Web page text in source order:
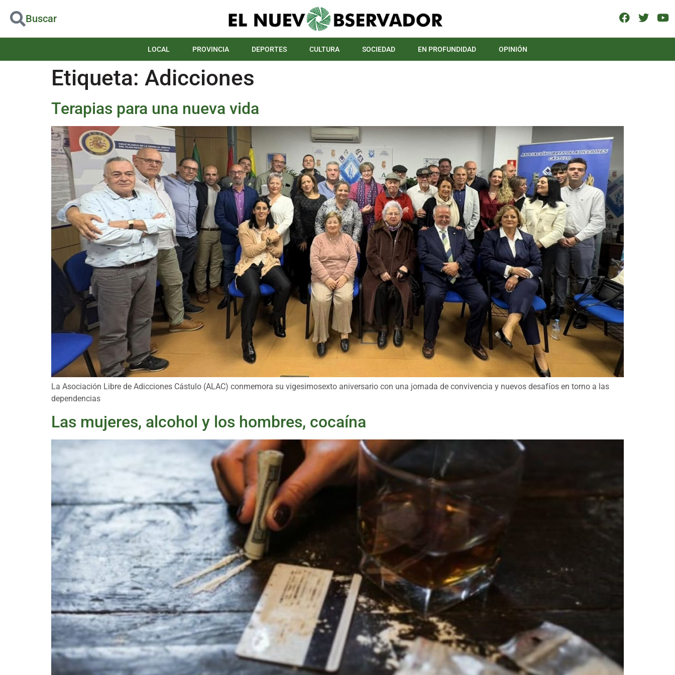
Buscar
LOCAL PROVINCIA DEPORTES CULTURA SOCIEDAD EN PROFUNDIDAD OPINIÓN
Etiqueta: Adicciones
Terapias para una nueva vida
La Asociación Libre de Adicciones Cástulo (ALAC) conmemora su vigesimosexto aniversario con una jornada de convivencia y nuevos desafíos en torno a las
dependencias
Las mujeres, alcohol y los hombres, cocaína